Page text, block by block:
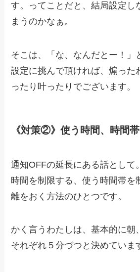
す。ってことだと、結局設定し
まうのかなぁ。
そこは、「な、なんだとー！」
設定に挑んで頂ければ、煽った
ったり叶ったりでございます。
《対策②》使う時間、時間
通知OFFの延長にある話として
時間を制限する、使う時間帯を
離をおく方法のひとつです。
かく言うわたしは、基本的に朝
それぞれ５分づつと決めていま